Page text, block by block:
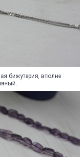
бижутерия, вполне